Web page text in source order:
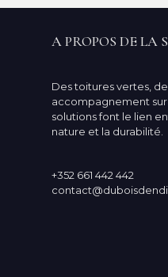
A PROPOS DE LA
Des toitures vertes,
accompagnement sur
solutions font le lien
nature et la durabilité.
+352 661 442 442